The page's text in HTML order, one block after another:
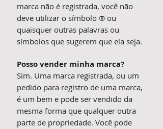
marca não é registrada, você não
deve utilizar o símbolo ® ou
quaisquer outras palavras ou
símbolos que sugerem que ela seja.
Posso vender minha marca?
Sim. Uma marca registrada, ou um
pedido para registro de uma marca,
é um bem e pode ser vendido da
mesma forma que qualquer outra
parte de propriedade. Você pode